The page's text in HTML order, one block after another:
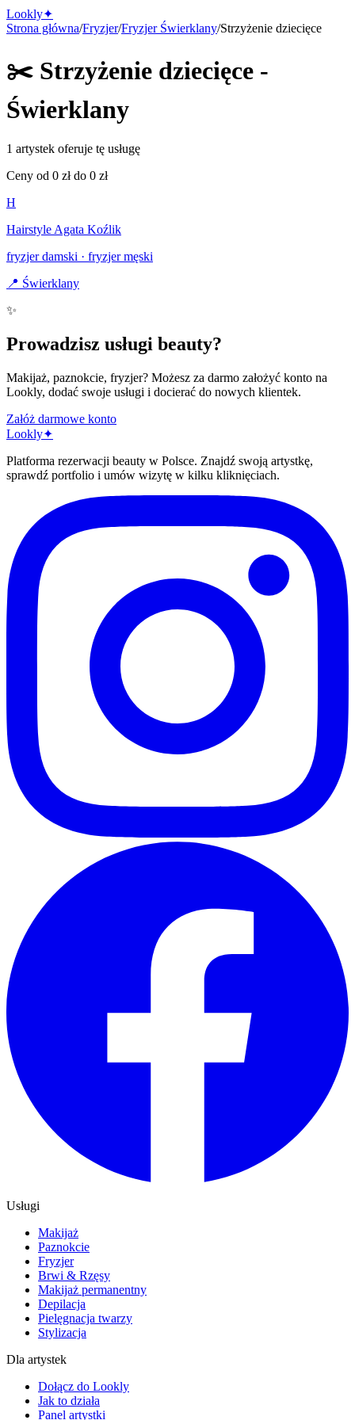
Lookly✦
Strona główna/Fryzjer/Fryzjer Świerklany/Strzyżenie dziecięce
✂️ Strzyżenie dziecięce -
Świerklany
1 artystek oferuje tę usługę
Ceny od 0 zł do 0 zł
H
Hairstyle Agata Koźlik
fryzjer damski · fryzjer męski
📍 Świerklany
✨
Prowadzisz usługi beauty?
Makijaż, paznokcie, fryzjer? Możesz za darmo założyć konto na
Lookly, dodać swoje usługi i docierać do nowych klientek.
Załóż darmowe konto
Lookly✦
Platforma rezerwacji beauty w Polsce. Znajdź swoją artystkę,
sprawdź portfolio i umów wizytę w kilku kliknięciach.
Usługi
Makijaż
Paznokcie
Fryzjer
Brwi & Rzęsy
Makijaż permanentny
Depilacja
Pielęgnacja twarzy
Stylizacja
Dla artystek
Dołącz do Lookly
Jak to działa
Panel artystki